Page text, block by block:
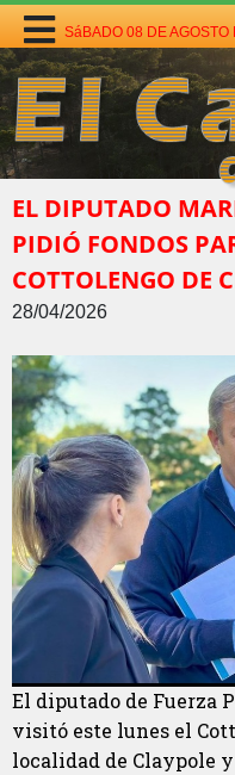
SáBADO 08 DE AGOSTO
EL DIPUTADO
PIDIÓ FONDOS
COTTOLENGO DE
28/04/2026
El diputado de Fuerza
visitó este lunes el
localidad de Claypole